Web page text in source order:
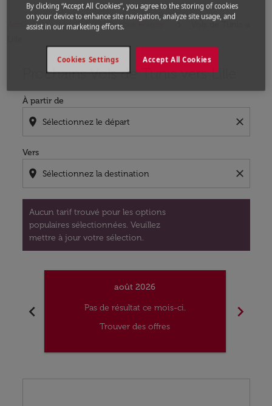
Accueil Vols Vols pour France
Vols de Tunis a
Prochains Vols de Tunis vers Lille
À partir de
location_on close
Vers
location_on close
Aucun tarif trouvé pour les options
populaires sélectionnées. Veuillez
mettre à jour votre sélection.
Aucun tarif trouvé pour les options populaires
chevron_left
août 2026
Pas de résultat ce mois-ci.
Trouver des offres
chevron_right
By clicking “Accept All Cookies”, you agree to the storing of cookies
on your device to enhance site navigation, analyze site usage, and
assist in our marketing efforts.
Accept All Cookies
Cookies Settings